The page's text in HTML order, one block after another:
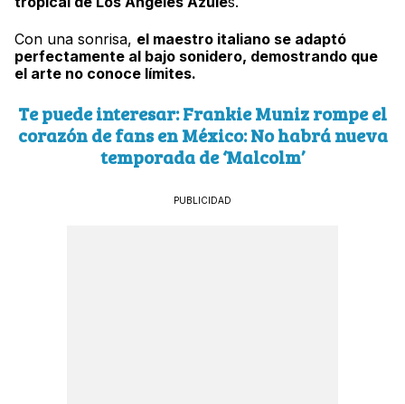
Con una sonrisa, el maestro italiano se adaptó
perfectamente al bajo sonidero, demostrando que
el arte no conoce límites.
Te puede interesar: Frankie Muniz rompe el
corazón de fans en México: No habrá nueva
temporada de ‘Malcolm’
PUBLICIDAD